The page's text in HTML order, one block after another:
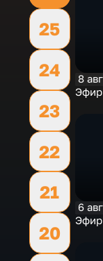
25
24
23
22
21
20
8
Эфир
6
Эфир